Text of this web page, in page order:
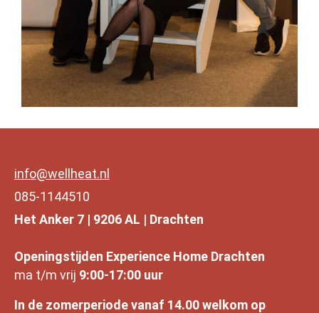
info@wellheat.nl
085-1144510
Het Anker 7 | 9206 AL | Drachten
Openingstijden Experience Home Drachten
ma t/m vrij 9:00-17:00 uur
In de zomerperiode vanaf 14.00 welkom op